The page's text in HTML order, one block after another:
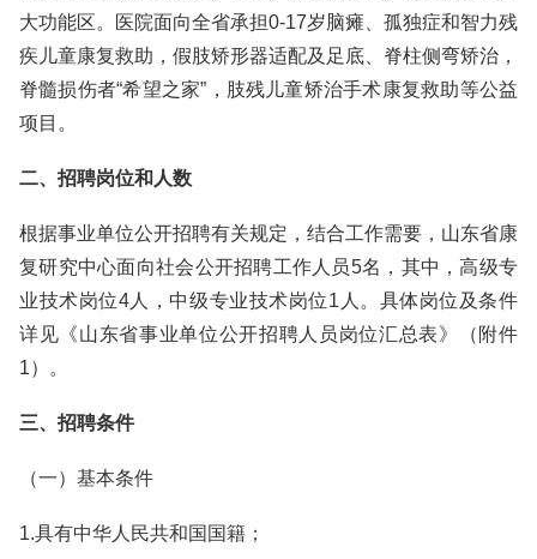
大功能区。医院面向全省承担0-17岁脑瘫、孤独症和智力残
疾儿童康复救助，假肢矫形器适配及足底、脊柱侧弯矫治，
脊髓损伤者“希望之家”，肢残儿童矫治手术康复救助等公益
项目。
二、招聘岗位和人数
根据事业单位公开招聘有关规定，结合工作需要，山东省康
复研究中心面向社会公开招聘工作人员5名，其中，高级专
业技术岗位4人，中级专业技术岗位1人。具体岗位及条件
详见《山东省事业单位公开招聘人员岗位汇总表》（附件
1）。
三、招聘条件
（一）基本条件
1.具有中华人民共和国国籍；